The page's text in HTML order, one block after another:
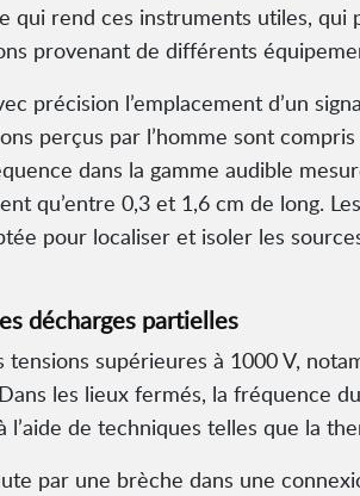
qui rend ces instruments utiles,
provenant de différents
précision l’emplacement d’un
perçus par l’homme sont
dans la gamme audible
qu’entre 0,3 et 1,6 cm de long.
pour localiser et isoler les
décharges partielles
supérieures à 1000 V,
les lieux fermés, la fréquence
de techniques telles que la
par une brèche dans une